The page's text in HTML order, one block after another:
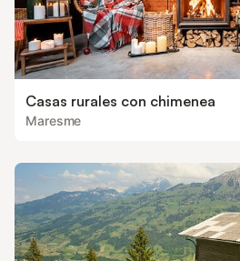
Casas rurales con chimenea
Maresme